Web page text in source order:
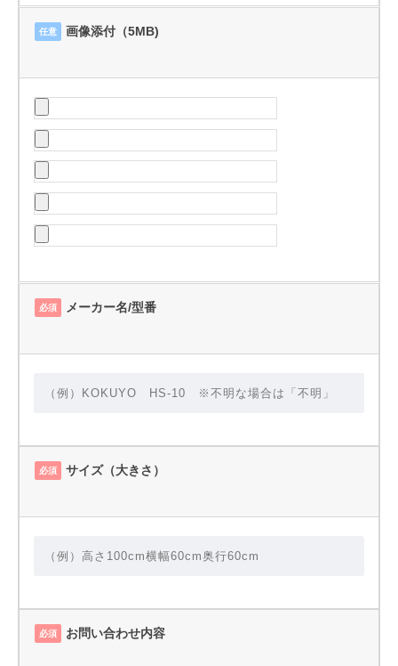
任意 画像添付（5MB)
必須 メーカー名/型番
必須 サイズ（大きさ）
必須 お問い合わせ内容